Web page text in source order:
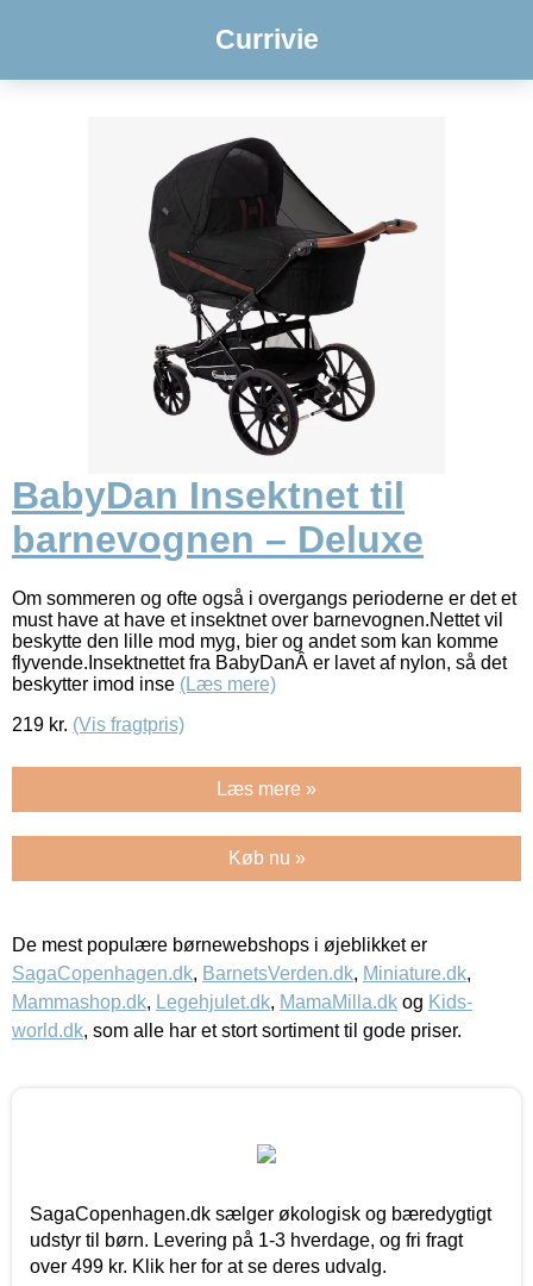
Currivie
BabyDan Insektnet til
barnevognen – Deluxe
Om sommeren og ofte også i overgangs perioderne er det et
must have at have et insektnet over barnevognen.Nettet vil
beskytte den lille mod myg, bier og andet som kan komme
flyvende.Insektnettet fra BabyDanÂ er lavet af nylon, så det
beskytter imod inse (Læs mere)
219 kr. (Vis fragtpris)
Læs mere »
Køb nu »
De mest populære børnewebshops i øjeblikket er
SagaCopenhagen.dk, BarnetsVerden.dk, Miniature.dk,
Mammashop.dk, Legehjulet.dk, MamaMilla.dk og Kids-
world.dk, som alle har et stort sortiment til gode priser.
SagaCopenhagen.dk sælger økologisk og bæredygtigt
udstyr til børn. Levering på 1-3 hverdage, og fri fragt
over 499 kr. Klik her for at se deres udvalg.